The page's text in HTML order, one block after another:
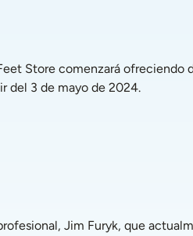
del 3 de mayo de 2024.